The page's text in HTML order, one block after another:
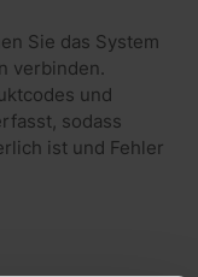
Sie das System
verbinden.
und
sodass
ist und Fehler